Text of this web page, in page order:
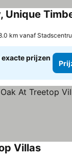
km vanaf
prijzen
Villas